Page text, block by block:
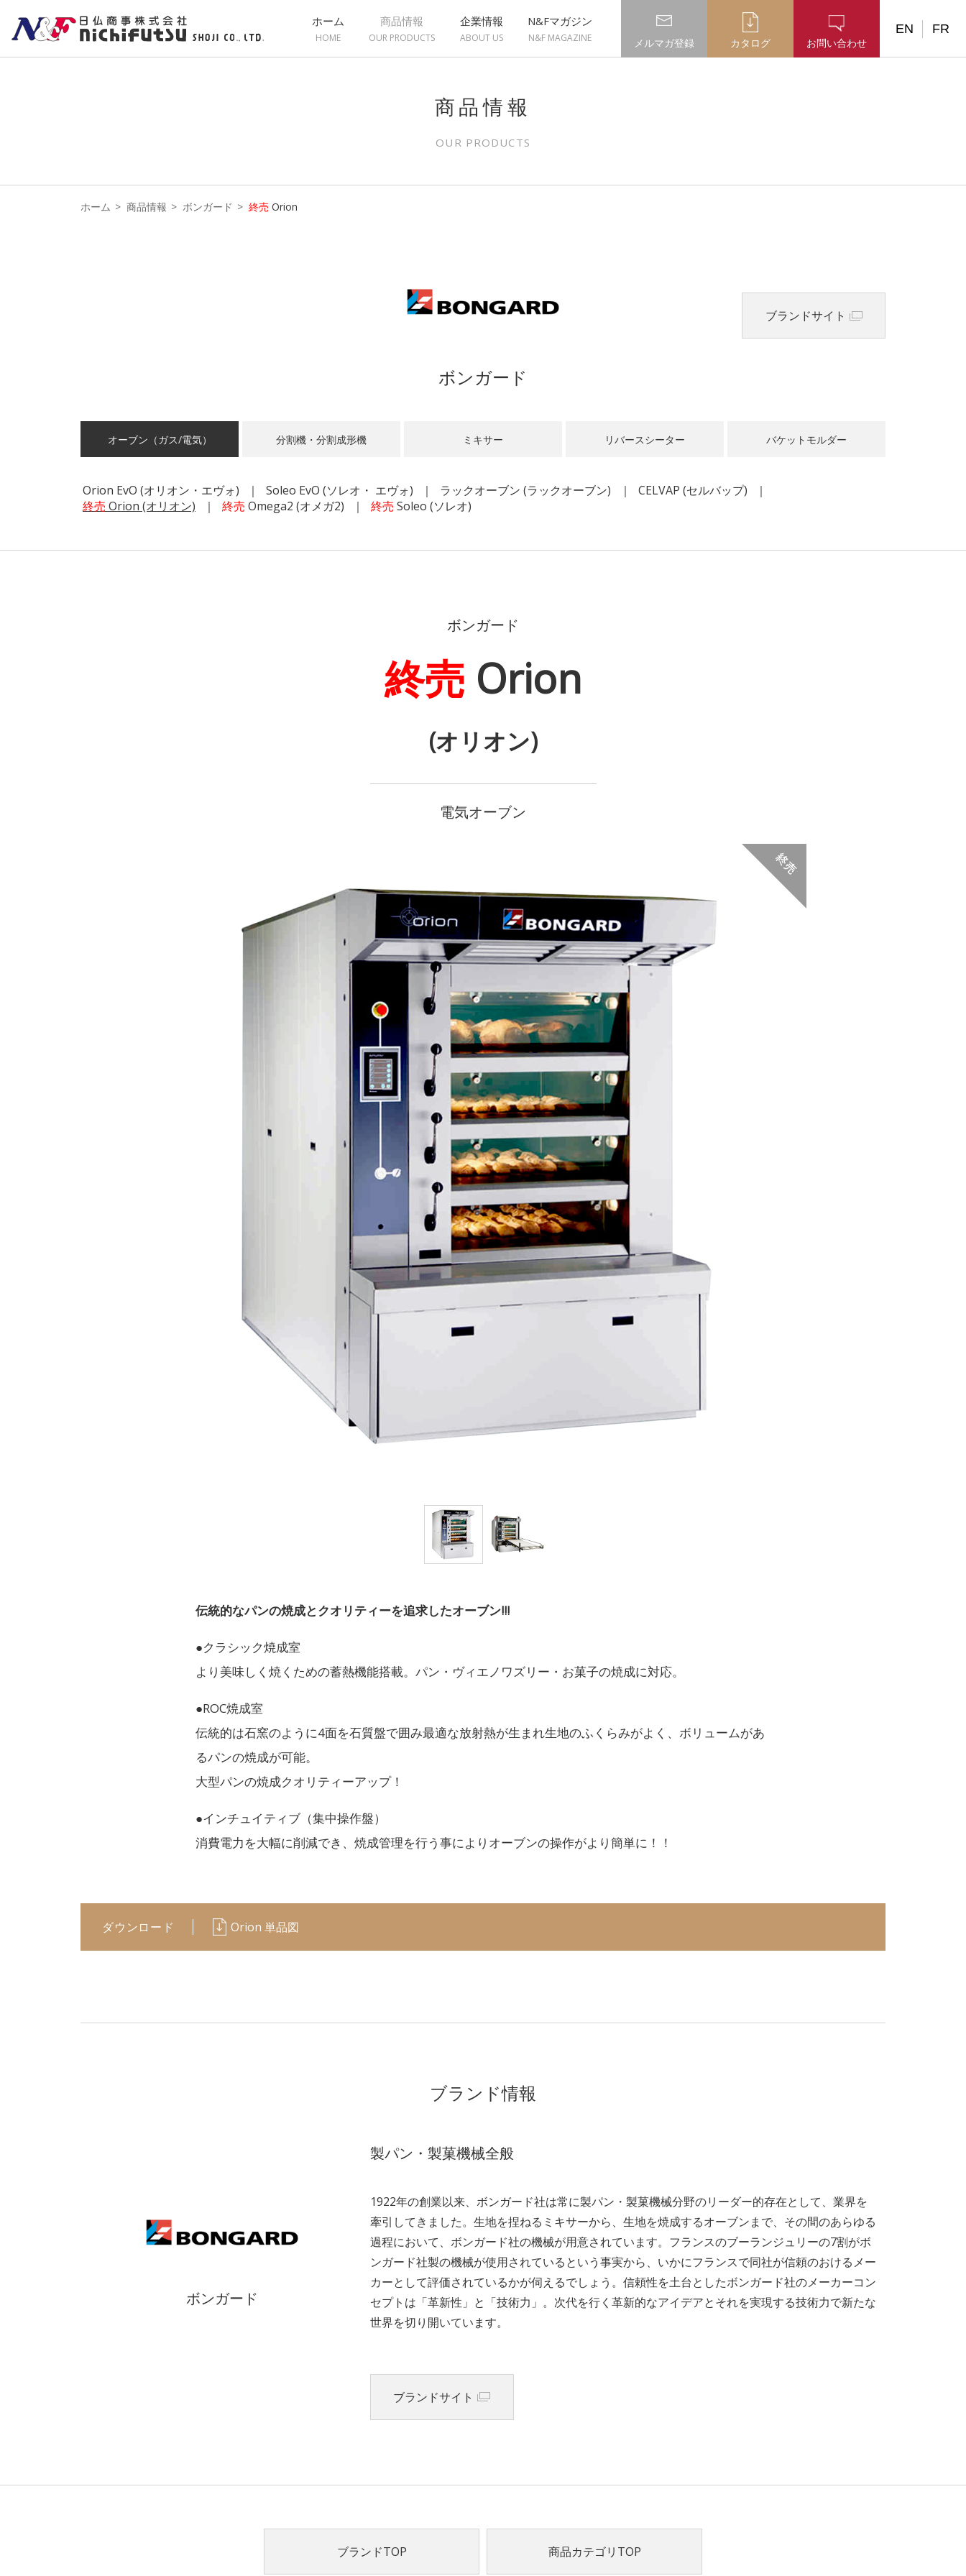
ホーム
HOME
商品情報
OUR PRODUCTS
企業情報
ABOUT US
N&Fマガジン
N&F MAGAZINE メルマガ登録 カタログ お問い合わせ
EN FR
商品情報
OUR PRODUCTS
ホーム 商品情報 ボンガード 終売 Orion
ボンガード
ブランドサイト
オーブン（ガス/電気） 分割機・分割成形機 ミキサー リバースシーター バケットモルダー
Orion EvO (オリオン・エヴォ) Soleo EvO(ソレオ・ エヴォ) ラックオーブン(ラックオーブン) CELVAP (セルバップ)
終売 Orion (オリオン) 終売 Omega2(オメガ2) 終売 Soleo(ソレオ)
ボンガード
終売 Orion
(オリオン)
電気オーブン
伝統的なパンの焼成とクオリティーを追求したオーブン!!!
●クラシック焼成室
より美味しく焼くための蓄熱機能搭載。パン・ヴィエノワズリー・お菓子の焼成に対応。
●ROC焼成室
伝統的は石窯のように4面を石質盤で囲み最適な放射熱が生まれ生地のふくらみがよく、ボリュームがあ
るパンの焼成が可能。
大型パンの焼成クオリティーアップ！
●インチュイティブ（集中操作盤）
消費電力を大幅に削減でき、焼成管理を行う事によりオーブンの操作がより簡単に！！
ダウンロード Orion 単品図
ブランド情報
ボンガード
製パン・製菓機械全般
1922年の創業以来、ボンガード社は常に製パン・製菓機械分野のリーダー的存在として、業界を
牽引してきました。生地を捏ねるミキサーから、生地を焼成するオーブンまで、その間のあらゆる
過程において、ボンガード社の機械が用意されています。フランスのブーランジュリーの7割がボ
ンガード社製の機械が使用されているという事実から、いかにフランスで同社が信頼のおけるメー
カーとして評価されているかが伺えるでしょう。信頼性を土台としたボンガード社のメーカーコン
セプトは「革新性」と「技術力」。次代を行く革新的なアイデアとそれを実現する技術力で新たな
世界を切り開いています。
ブランドサイト
ブランドTOP 商品カテゴリTOP